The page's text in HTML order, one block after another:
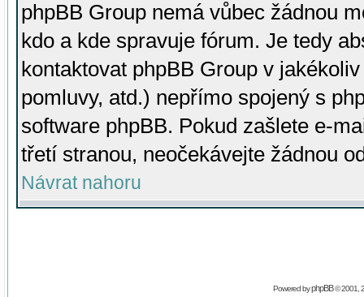
phpBB Group nemá vůbec žádnou
kdo a kde spravuje fórum. Je tedy
kontaktovat phpBB Group v
pomluvy, atd.) nepřímo spojený s
software phpBB. Pokud zašlete e-
třetí stranou, neočekávejte žádnou
Návrat nahoru
Powered byphpBB© 2001,